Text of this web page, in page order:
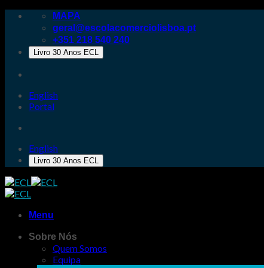
Skip
MAPA
geral@escolacomerciolisboa.pt
+351 218 540 240
Livro 30 Anos ECL
English
Portal
English
Livro 30 Anos ECL
Menu
Sobre Nós
Quem Somos
Equipa